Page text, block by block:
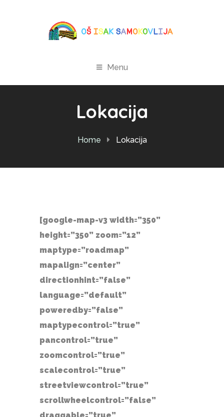
Menu
Lokacija
Home Lokacija
[google-map-v3 width=”350”
height=”350” zoom=”12”
maptype=”roadmap”
mapalign=”center”
directionhint=”false”
language=”default”
poweredby=”false”
maptypecontrol=”true”
pancontrol=”true”
zoomcontrol=”true”
scalecontrol=”true”
streetviewcontrol=”true”
scrollwheelcontrol=”false”